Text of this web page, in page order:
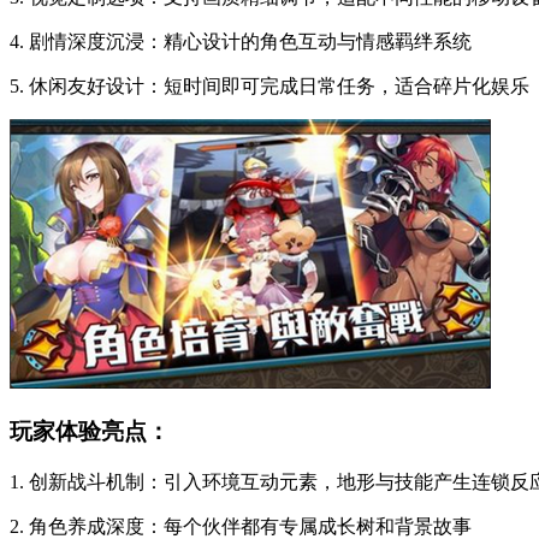
4. 剧情深度沉浸：精心设计的角色互动与情感羁绊系统
5. 休闲友好设计：短时间即可完成日常任务，适合碎片化娱乐
玩家体验亮点：
1. 创新战斗机制：引入环境互动元素，地形与技能产生连锁反
2. 角色养成深度：每个伙伴都有专属成长树和背景故事